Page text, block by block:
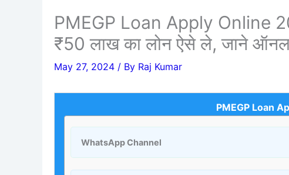
PMEGP Loan Apply Online
₹50 लाख का लोन ऐसे ले, जाने
May 27, 2024 / By Raj Kumar
PMEGP Loan
WhatsApp Channel